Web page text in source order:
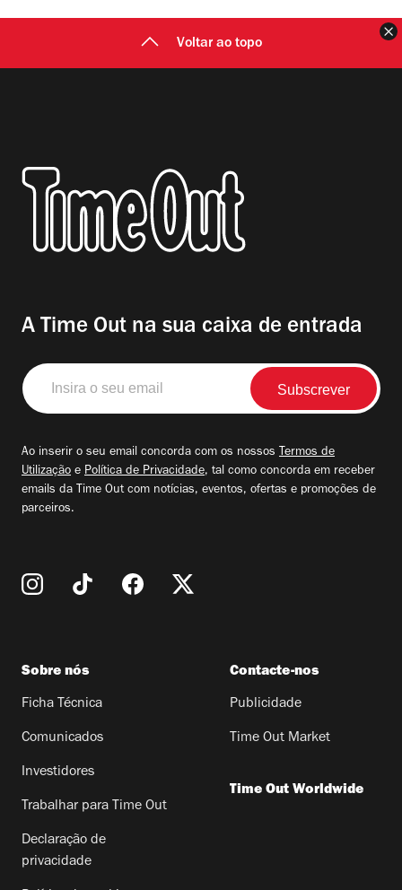
Voltar ao topo
A Time Out na sua caixa de entrada
Insira
o
seu
Ao inserir o seu email concorda com os nossos Termos de
Utilização e Política de Privacidade, tal como concorda em receber
emails da Time Out com notícias, eventos, ofertas e promoções de
parceiros.
Sobre nós
Ficha Técnica
Comunicados
Investidores
Trabalhar para Time Out
Declaração de
privacidade
Contacte-nos
Publicidade
Time Out Market
Time Out Worldwide